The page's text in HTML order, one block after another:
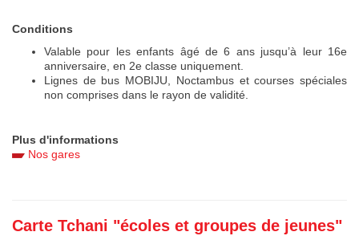
Conditions
Valable pour les enfants âgé de 6 ans jusqu’à leur 16e
anniversaire, en 2e classe uniquement.
Lignes de bus MOBIJU, Noctambus et courses spéciales
non comprises dans le rayon de validité.
Plus d'informations
Nos gares
Carte Tchani "écoles et groupes de jeunes"